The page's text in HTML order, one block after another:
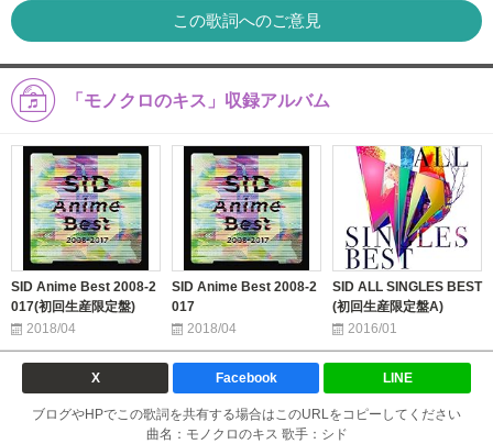
この歌詞へのご意見
「モノクロのキス」収録アルバム
SID Anime Best 2008-2
017(初回生産限定盤)
2018/04
SID Anime Best 2008-2
017
2018/04
SID ALL SINGLES BEST
(初回生産限定盤A)
2016/01
X Facebook LINE
ブログやHPでこの歌詞を共有する場合はこのURLをコピーしてください
曲名：モノクロのキス 歌手：シド